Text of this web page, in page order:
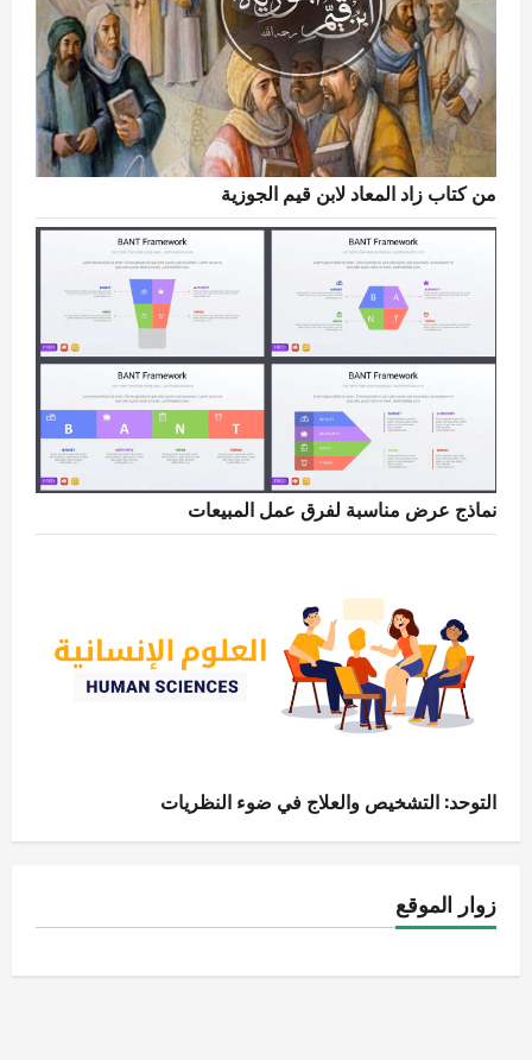
من كتاب زاد المعاد لابن قيم الجوزية
نماذج عرض مناسبة لفرق عمل المبيعات
التوحد: التشخيص والعلاج في ضوء النظريات
زوار الموقع